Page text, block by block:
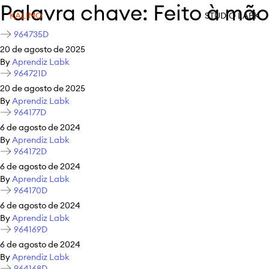
KALIMO STUDIO LABK
Palavra chave: Feito à mão
964735D
20 de agosto de 2025
ByAprendiz Labk
964721D
20 de agosto de 2025
ByAprendiz Labk
964177D
6 de agosto de 2024
ByAprendiz Labk
964172D
6 de agosto de 2024
ByAprendiz Labk
964170D
6 de agosto de 2024
ByAprendiz Labk
964169D
6 de agosto de 2024
ByAprendiz Labk